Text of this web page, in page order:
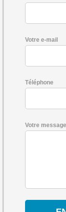
Votre e-mail
Téléphone
Votre message